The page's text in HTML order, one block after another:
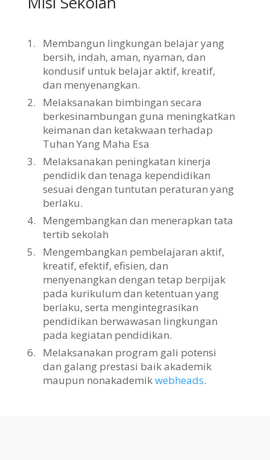
1.
Membangun lingkungan belajar yang
bersih, indah, aman, nyaman, dan
kondusif untuk belajar aktif, kreatif,
dan menyenangkan.
2.
Melaksanakan bimbingan secara
berkesinambungan guna meningkatkan
keimanan dan ketakwaan terhadap
Tuhan Yang Maha Esa
3.
Melaksanakan peningkatan kinerja
pendidik dan tenaga kependidikan
sesuai dengan tuntutan peraturan yang
berlaku.
4.
Mengembangkan dan menerapkan tata
tertib sekolah
5.
Mengembangkan pembelajaran aktif,
kreatif, efektif, efisien, dan
menyenangkan dengan tetap berpijak
pada kurikulum dan ketentuan yang
berlaku, serta mengintegrasikan
pendidikan berwawasan lingkungan
pada kegiatan pendidikan.
6.
Melaksanakan program gali potensi
dan galang prestasi baik akademik
maupun nonakademikwebheads.